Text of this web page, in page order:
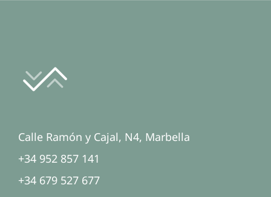
Calle Ramón y Cajal, N4, Marbella
+34 952 857 141
+34 679 527 677